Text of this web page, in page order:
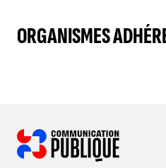
ORGANISMES